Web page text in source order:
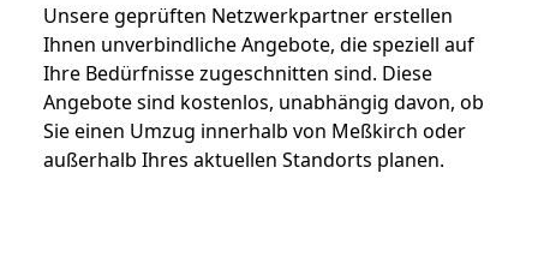
Unsere geprüften Netzwerkpartner erstellen
Ihnen unverbindliche Angebote, die speziell auf
Ihre Bedürfnisse zugeschnitten sind. Diese
Angebote sind kostenlos, unabhängig davon, ob
Sie einen Umzug innerhalb von Meßkirch oder
außerhalb Ihres aktuellen Standorts planen.